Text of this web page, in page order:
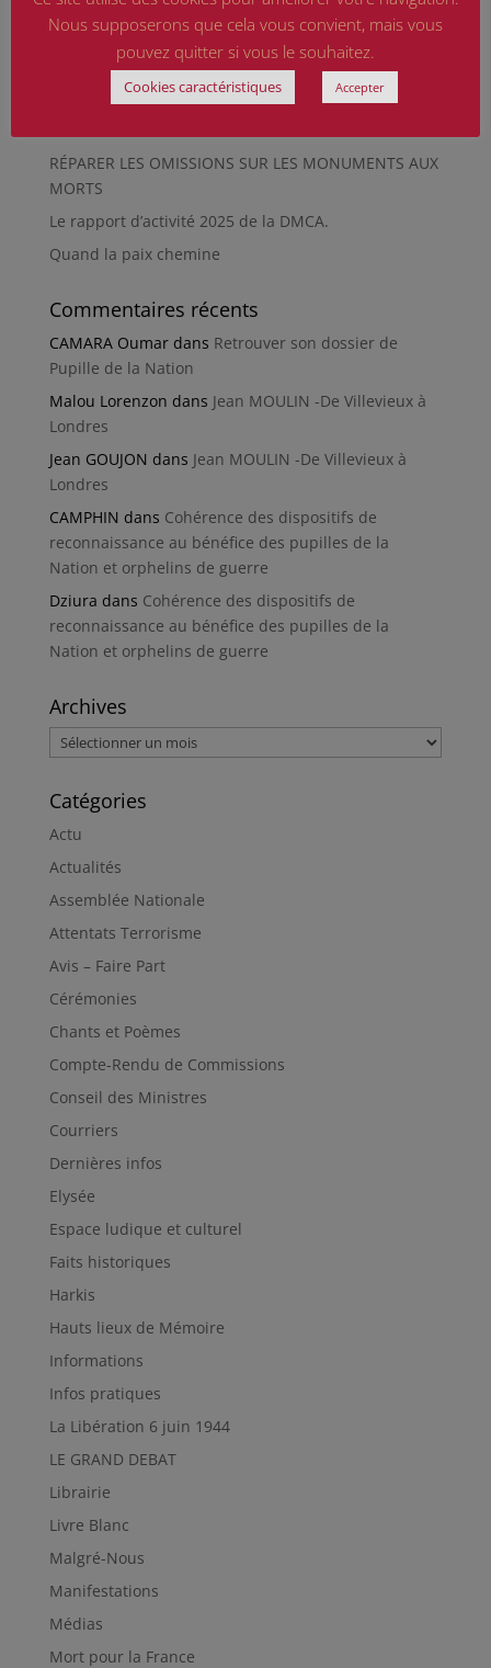
musée de Besançon
HIROSHIMA
En silence et en peine
Futur Mur des noms des victimes de la Seconde
RÉPARER LES OMISSIONS SUR LES MONUMENTS AUX
MORTS
Le rapport d’activité 2025 de la DMCA.
Quand la paix chemine
Commentaires récents
CAMARA Oumardans Retrouver son dossier de
Pupille de la Nation
Malou Lorenzon dans Jean MOULIN -De Villevieux à
Londres
Jean GOUJON dans Jean MOULIN -De Villevieux à
Londres
CAMPHIN dans Cohérence des dispositifs de
reconnaissance au bénéfice des pupilles de la
Nation et orphelins de guerre
Dziura dans Cohérence des dispositifs de
reconnaissance au bénéfice des pupilles de la
Nation et orphelins de guerre
Archives
Archives
Catégories
Actu
Actualités
Assemblée Nationale
Attentats Terrorisme
Avis – Faire Part
Cérémonies
Chants et Poèmes
Compte-Rendu de Commissions
Conseil des Ministres
Courriers
Dernières infos
Elysée
Espace ludique et culturel
Faits historiques
Harkis
Hauts lieux de Mémoire
Informations
Infos pratiques
La Libération 6 juin 1944
LE GRAND DEBAT
Librairie
Livre Blanc
Malgré-Nous
Manifestations
Médias
Mort pour la France
Nous supposerons que cela vous convient, mais vous
pouvez quitter si vous le souhaitez.
Cookies caractéristiques Accepter